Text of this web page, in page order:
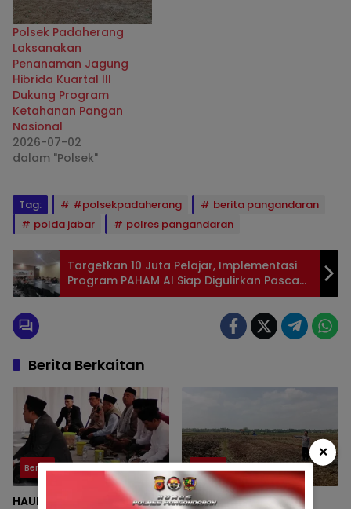
Polsek Padaherang
Laksanakan
Penanaman Jagung
Hibrida Kuartal III
Dukung Program
Ketahanan Pangan
Nasional
2026-07-02
dalam "Polsek"
Tag: #polsekpadaherang
berita pangandaran
polda jabar
polres pangandaran
Targetkan 10 Juta Pelajar, Implementasi
Program PAHAM AI Siap Digulirkan Pasca
Pelatihan ToT
Berita Berkaitan
Berita
HAUL KE-VII HJ. DEDE
Polsek
Polsek Padaherang
×